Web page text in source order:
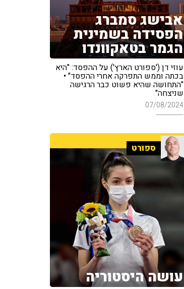
אבישג סמברג
הפסידה בשמינית
הגמר בטאקוונדו
עוזי דן ('ספורט הארץ') על ההפסד: "היא
בכתה וממש התפרקה אחרי ההפסד" •
"התחושה שהיא פשוט כבר הרגישה
שניצחה"
07/08/2024
ספורט
עושה היסטוריה